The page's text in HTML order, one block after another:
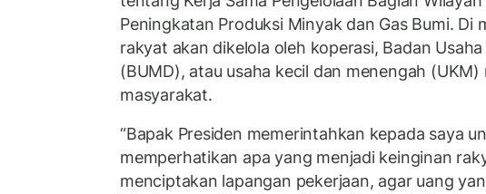
Peningkatan Produksi Minyak dan Gas Bumi. Di
rakyat akan dikelola oleh koperasi, Badan
(BUMD), atau usaha kecil dan menengah (UKM)
masyarakat.
“Bapak Presiden memerintahkan kepada saya
memperhatikan apa yang menjadi keinginan
menciptakan lapangan pekerjaan, agar uang